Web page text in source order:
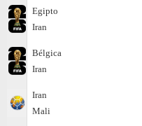
Egipto
Iran
Bélgica
Iran
Iran
Mali